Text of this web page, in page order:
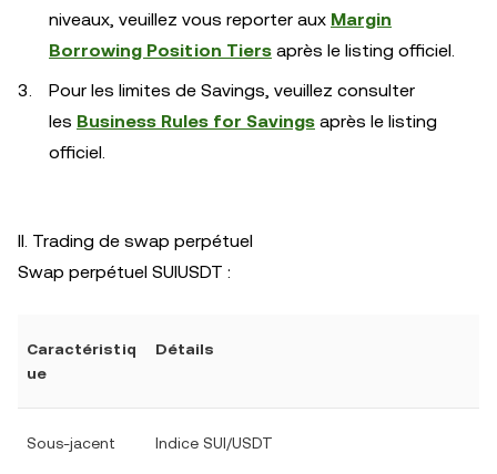
niveaux, veuillez vous reporter aux Margin
Borrowing Position Tiers après le listing officiel.
Pour les limites de Savings, veuillez consulter
les Business Rules for Savings après le listing
officiel.
II. Trading de swap perpétuel
Swap perpétuel SUIUSDT :
Caractéristiq
ue
Détails
Sous-jacent Indice SUI/USDT